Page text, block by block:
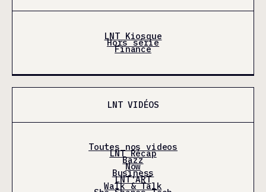
LNT Kiosque
Hors série
Finance
LNT VIDÉOS
Toutes nos videos
LNT Récap
Bazz
Now
Business
LNT'ART
Walk & Talk